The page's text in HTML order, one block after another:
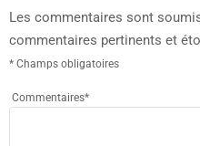
Les commentaires sont
commentaires pertinents et
* Champs obligatoires
Commentaires*